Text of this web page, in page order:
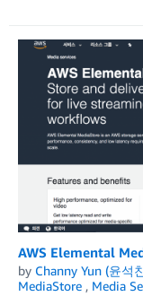
AWS Elemental
by Channy Yun (윤석
MediaStore , Media